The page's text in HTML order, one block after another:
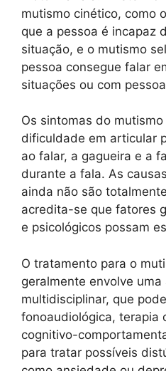
mutismo cinético, como
que a pessoa é incapaz
situação, e o mutismo
pessoa consegue falar
situações ou com
Os sintomas do
dificuldade em articular
ao falar, a gagueira e a
durante a fala. As
ainda não são
acredita-se que fatores
e psicológicos possam
O tratamento para o
geralmente envolve
multidisciplinar, que
fonoaudiológica, terapia
cognitivo-
para tratar possíveis